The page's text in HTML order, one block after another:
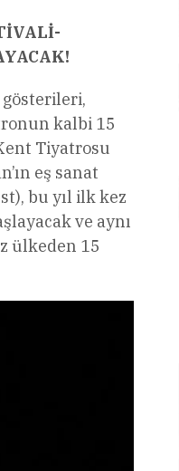
gösterileri,
kalbi 15
Tiyatrosu
eş sanat
bu yıl ilk kez
ve aynı
ülkeden 15